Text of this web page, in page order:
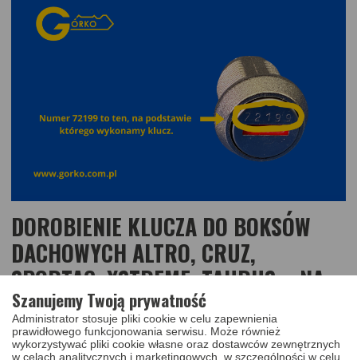
DOROBIENIE KLUCZA DO BOKSÓW
DACHOWYCH ALTRO, CRUZ,
SPORTAC, XSTREME, TAURUS – NA
PODSTAWIE KODU
Zgubiłeś klucz do boksu dachowego Altro, Cruz, Sportac, Xstreme
lub Taurus? Skorzystaj z naszej usługi dorabiania kluczy na
podstawie kodu umieszczonego na zamku. Nie potrzebujesz
Szanujemy Twoją prywatność
Administrator stosuje pliki cookie w celu zapewnienia
prawidłowego funkcjonowania serwisu. Może również
wykorzystywać pliki cookie własne oraz dostawców zewnętrznych
w celach analitycznych i marketingowych, w szczególności w celu